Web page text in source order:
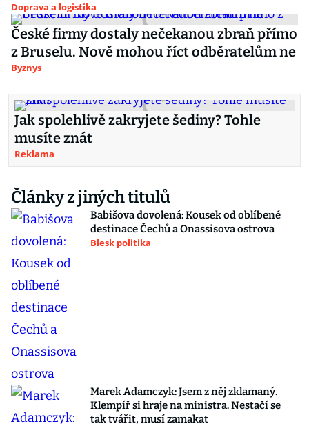
Doprava a logistika
České firmy dostaly nečekanou zbraň přímo
z Bruselu. Nově mohou říct odběratelům ne
Byznys
Jak spolehlivě zakryjete šediny? Tohle
musíte znát
Reklama
Články z jiných titulů
Babišova dovolená: Kousek od oblíbené
destinace Čechů a Onassisova ostrova
Blesk politika
Marek Adamczyk: Jsem z něj zklamaný.
Klempíř si hraje na ministra. Nestačí se
tak tvářit, musí zamakat